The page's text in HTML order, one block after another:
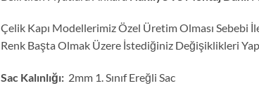
Çelik Kapı Modellerimiz Özel Üretim Olması Sebebi
Renk Başta Olmak Üzere İstediğiniz Değişiklikleri
Sac Kalınlığı: 2mm 1. Sınıf Ereğli Sac